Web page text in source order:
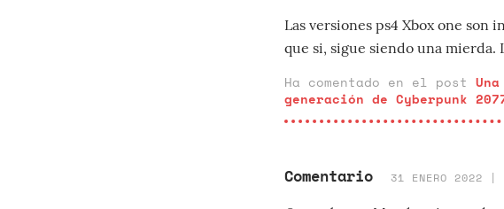
Las versiones ps4 Xbox one son
que si, sigue siendo una
Ha comentado en el post
generación de Cyberpunk
Comentario 31 ENERO 2022 |